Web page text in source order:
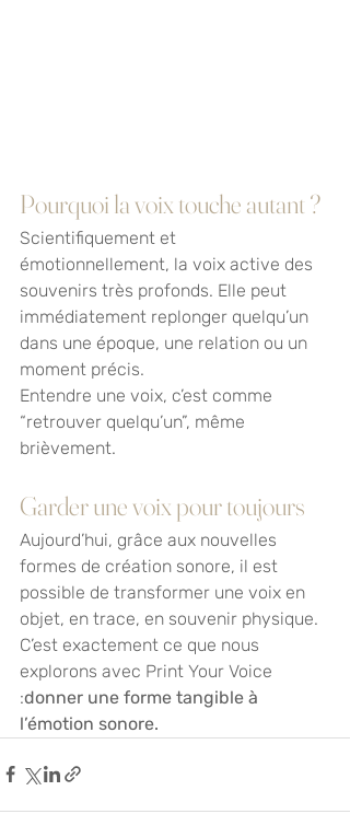
Pourquoi la voix touche autant ?
Scientifiquement et
émotionnellement, la voix active des
souvenirs très profonds. Elle peut
immédiatement replonger quelqu’un
dans une époque, une relation ou un
moment précis.
Entendre une voix, c’est comme
“retrouver quelqu’un”, même
brièvement.
Garder une voix pour toujours
Aujourd’hui, grâce aux nouvelles
formes de création sonore, il est
possible de transformer une voix en
objet, en trace, en souvenir physique.
C’est exactement ce que nous
explorons avec Print Your Voice
:donner une forme tangible à
l’émotion sonore.